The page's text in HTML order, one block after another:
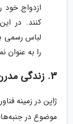
ازدواج خود
کنند. در
را به عنوان
3. زندگی مدرن، فناوری و شگفتی‌های شهری
ژاپن در زمینه
موضوع در